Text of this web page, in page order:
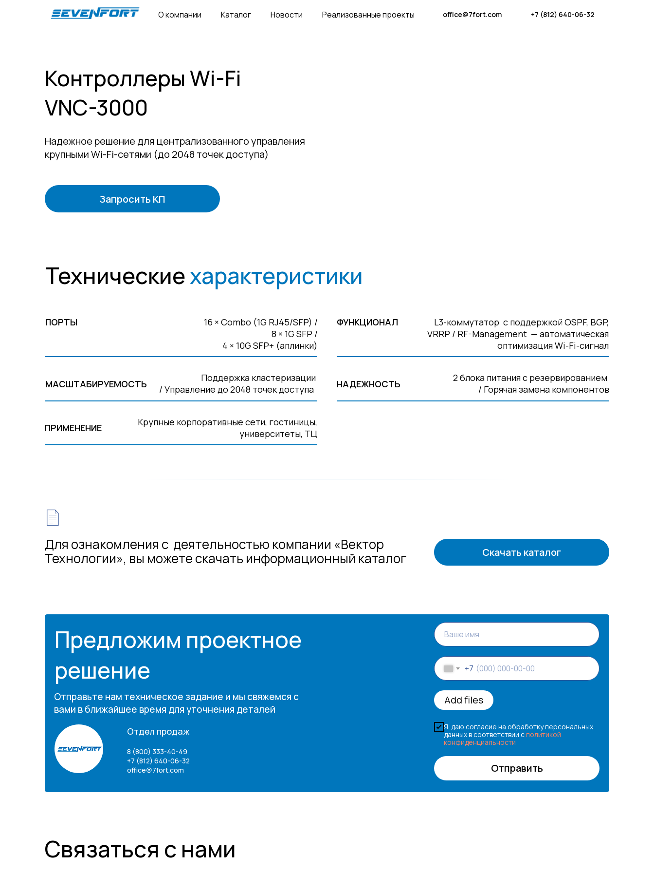
О компании Каталог Новости Реализованные проекты office@7fort.com +7 (812) 640-06-32
Контроллеры Wi-Fi
VNC-3000
Надежное решение для централизованного управления
крупными Wi-Fi-сетями (до 2048 точек доступа)
Запросить КП
Техническиехарактеристики
ПОРТЫ
МАСШТАБИРУЕМОСТЬ
ФУНКЦИОНАЛ
ПРИМЕНЕНИЕ
НАДЕЖНОСТЬ
16 × Combo (1G RJ45/SFP) /
8 × 1G SFP /
4 × 10G SFP+ (аплинки)
Поддержка кластеризации
/ Управление до 2048 точек доступа
L3-коммутатор с поддержкой OSPF, BGP,
VRRP / RF-Management — автоматическая
оптимизация Wi-Fi-сигнал
Крупные корпоративные сети, гостиницы,
университеты, ТЦ
2 блока питания с резервированием
/ Горячая замена компонентов
Для ознакомления с деятельностью компании «Вектор
Технологии», вы можете скачать информационный каталог
Скачать каталог
Отправьте нам техническое задание и мы свяжемся с
вами в ближайшее время для уточнения деталей
Отдел продаж
8 (800) 333-40-49
+7 (812) 640-06-32
office@7fort.com
Предложим проектное
решение
+7
Add files
Я даю согласие на обработку персональных
данных в соответствии сполитикой
конфиденциальности
Отправить
Связаться с нами